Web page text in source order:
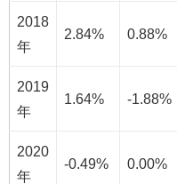
2018
年
2.84% 0.88%
2019
年
1.64% -1.88%
2020
年
-0.49% 0.00%